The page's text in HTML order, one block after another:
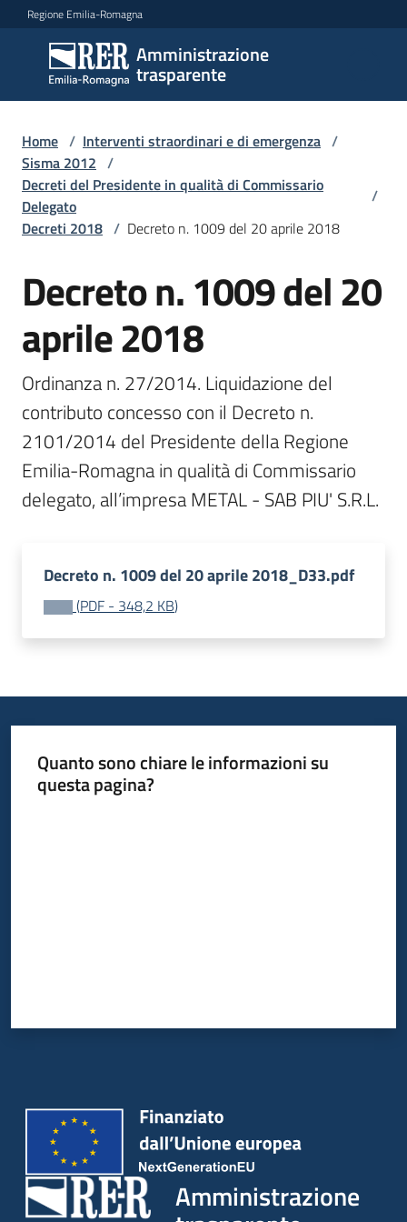
Vai al contenuto
Vai alla navigazione
Vai al footer
Regione Emilia-Romagna
Amministrazione
trasparente
Amministrazione
trasparente
Sottosezioni
Accesso
Home / Interventi straordinari e di emergenza /
Sisma 2012 /
Decreti del Presidente in qualità di Commissario
Delegato
/
Decreti 2018 / Decreto n. 1009 del 20 aprile 2018
Decreto n. 1009 del 20
aprile 2018
Ordinanza n. 27/2014. Liquidazione del
contributo concesso con il Decreto n.
2101/2014 del Presidente della Regione
Emilia-Romagna in qualità di Commissario
delegato, all’impresa METAL - SAB PIU' S.R.L.
Decreto n. 1009 del 20 aprile 2018_D33.pdf
(PDF - 348,2 KB)
Quanto sono chiare le informazioni su
questa pagina?
Amministrazione